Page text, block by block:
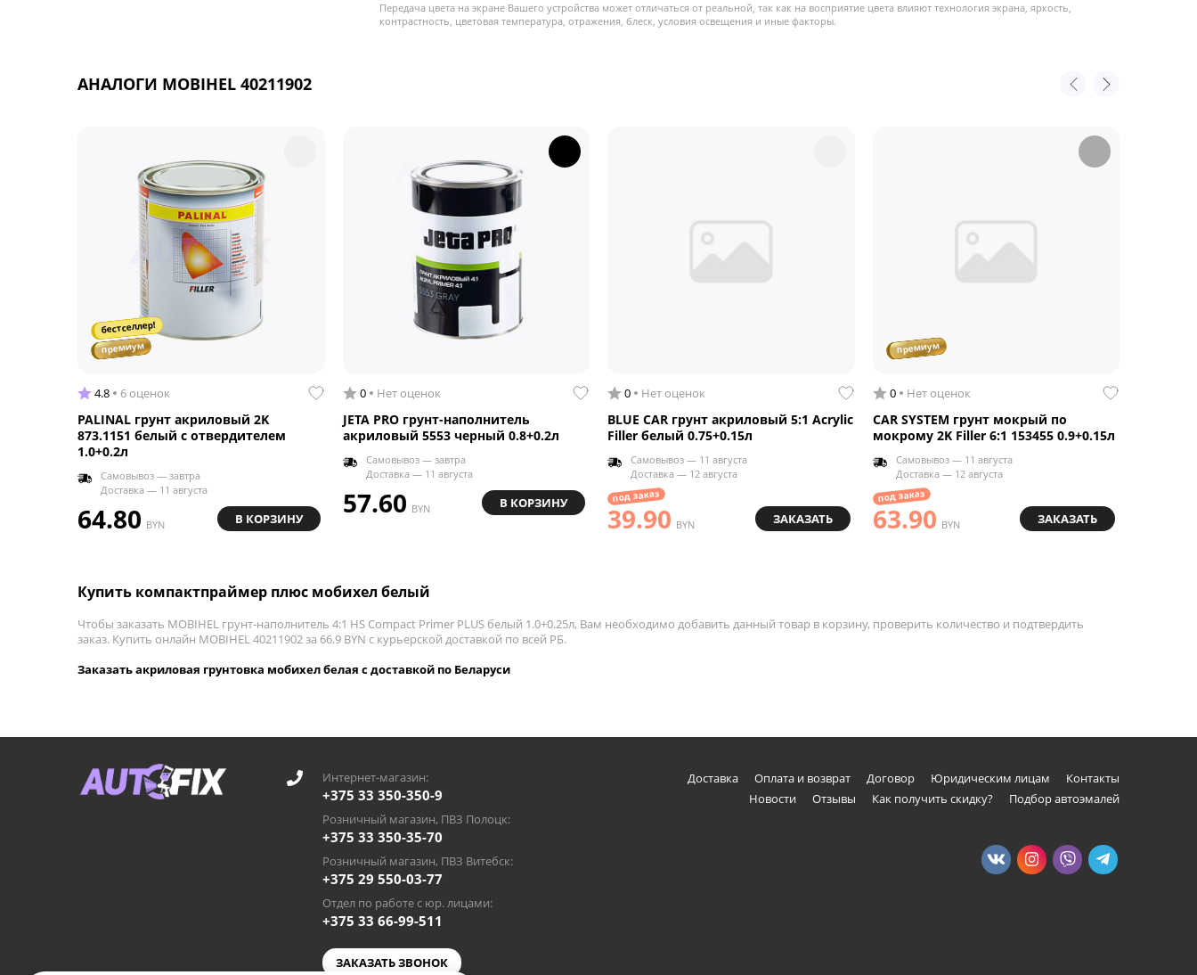
Передача цвета на экране Вашего устройства может отличаться от реальной, так как на восприятие цвета влияют технология экрана, яркость,
контрастность, цветовая температура, отражения, блеск, условия освещения и иные факторы.
АНАЛОГИ MOBIHEL 40211902
бестселлер!
премиум
4.8 6 оценок
PALINAL грунт акриловый 2K
873.1151 белый с отвердителем
1.0+0.2л
Самовывоз — завтра
Доставка — 11 августа
64.80 BYN В КОРЗИНУ
0 Нет оценок
JETA PRO грунт-наполнитель
акриловый 5553 черный 0.8+0.2л
Самовывоз — завтра
Доставка — 11 августа
57.60 BYN В КОРЗИНУ
0 Нет оценок
BLUE CAR грунт акриловый 5:1 Acrylic
Filler белый 0.75+0.15л
Самовывоз — 11 августа
Доставка — 12 августа
под заказ
39.90 BYN ЗАКАЗАТЬ
премиум
0 Нет оценок
CAR SYSTEM грунт мокрый по
мокрому 2K Filler 6:1 153455 0.9+0.15л
Самовывоз — 11 августа
Доставка — 12 августа
под заказ
63.90 BYN ЗАКАЗАТЬ
Купить компактпраймер плюс мобихел белый
Чтобы заказать MOBIHEL грунт-наполнитель 4:1 HS Compact Primer PLUS белый 1.0+0.25л, Вам необходимо добавить данный товар в корзину, проверить количество и подтвердить
заказ. Купить онлайн MOBIHEL 40211902 за 66.9 BYN с курьерской доставкой по всей РБ.
Заказать акриловая грунтовка мобихел белая с доставкой по Беларуси
Интернет-магазин:
+375 33 350-350-9
Розничный магазин, ПВЗ Полоцк:
+375 33 350-35-70
Розничный магазин, ПВЗ Витебск:
+375 29 550-03-77
Отдел по работе с юр. лицами:
+375 33 66-99-511
ЗАКАЗАТЬ ЗВОНОК
Доставка Оплата и возврат Договор Юридическим лицам
Контакты
Новости
Отзывы Как получить скидку? Подбор автоэмалей